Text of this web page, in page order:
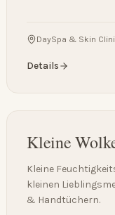
DaySpa & Skin
Details
Kleine
Kleine
kleinen
& Handtüchern.